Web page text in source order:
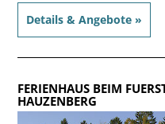
Details & Angebote »
FERIENHAUS BEIM
HAUZENBERG